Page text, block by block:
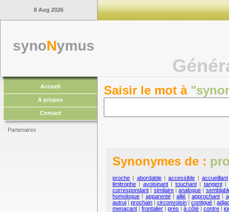
8 Aug 2026
synoNymus
Accueil
A propos
Contact
Partenaires
Saisir le mot à
Synonymes de :
proche | abordable|accessible | accueillant
limitrophe | avoisinant| touchant| tangent|
correspondant | similaire|analogue |
homologue | apparenté|allié | approchant|
autrui |prochain |circonvoisin |contiguë |
menaçant | frontalier | près | à côté | contre |